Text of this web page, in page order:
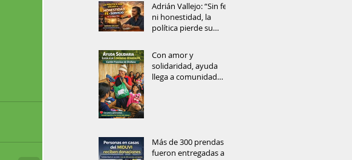
Adrián Vallejo: “Sin fe
ni honestidad, la
política pierde su
Con amor y
solidaridad, ayuda
llega a comunidad
Más de 300 prendas
fueron entregadas a